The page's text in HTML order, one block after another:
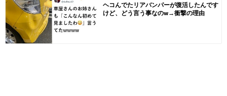
ヘコんでたリアバンパーが復活したんです
けど、どう言う事なのw→衝撃の理由